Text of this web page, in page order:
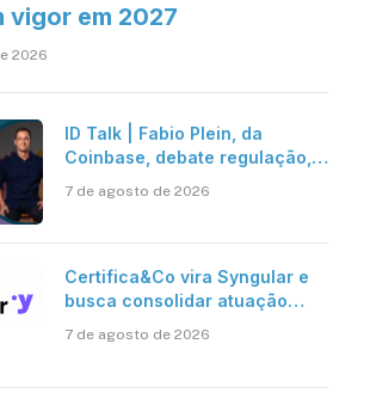
vigor em 2027
2026
ID Talk | Fabio Plein, da
Coinbase, debate regulação,
7 de agosto de 2026
Certifica&Co vira Syngular e
busca consolidar atuação
7 de agosto de 2026